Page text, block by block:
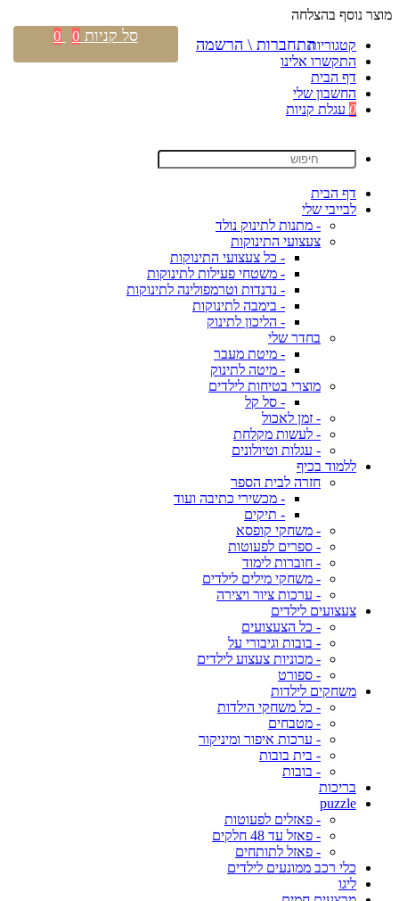
מוצר נוסף בהצלחה
קטגוריות
התקשרו אלינו
דף הבית
החשבון שלי
0 עגלת קניות
דף הבית
לבייבי שלי
- מתנות לתינוק נולד
צעצועי התינוקות
- כל צעצועי התינוקות
- משטחי פעילות לתינוקות
- נדנדות וטרמפולינה לתינוקות
- בימבה לתינוקות
- הליכון לתינוק
בחדר שלי
- מיטת מעבר
- מיטה לתינוק
מוצרי בטיחות לילדים
- סל קל
- זמן לאכול
- לעשות מקלחת
- עגלות וטיולונים
ללמוד בכיף
חזרה לבית הספר
- מכשירי כתיבה ועוד
- תיקים
- משחקי קופסא
- ספרים לפעוטות
- חוברות לימוד
- משחקי מילים לילדים
- ערכות ציור ויצירה
צעצועים לילדים
- כל הצעצועים
- בובות וגיבורי על
- מכוניות צעצוע לילדים
- ספורט
משחקים לילדות
- כל משחקי הילדות
- מטבחים
- ערכות איפור ומיניקור
- בית בובות
- בובות
בריכות
puzzle
- פאזלים לפעוטות
- פאזל עד 48 חלקים
- פאזל לתותחים
כלי רכב ממונעים לילדים
ליגו
התחברות \ הרשמה סל קניות 0
0